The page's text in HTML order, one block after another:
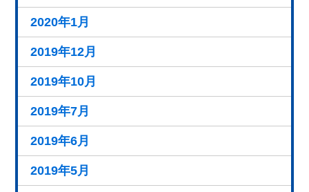
2020年1月
2019年12月
2019年10月
2019年7月
2019年6月
2019年5月